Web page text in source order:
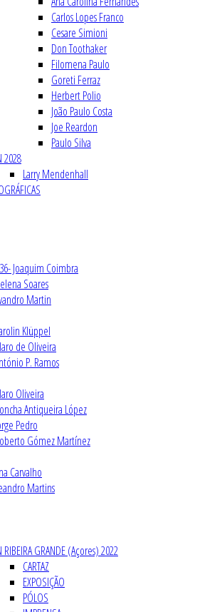
Carlos Lopes Franco
Cesare Simioni
Don Toothaker
Filomena Paulo
Goreti Ferraz
Herbert Polio
João Paulo Costa
Joe Reardon
Paulo Silva
2028
Larry Mendenhall
Joaquim Coimbra
Soares
Martin
Klüppel
de Oliveira
P. Ramos
Oliveira
Antiqueira López
Pedro
Gómez Martínez
Carvalho
Martins
RIBEIRA GRANDE (Açores) 2022
CARTAZ
EXPOSIÇÃO
PÓLOS